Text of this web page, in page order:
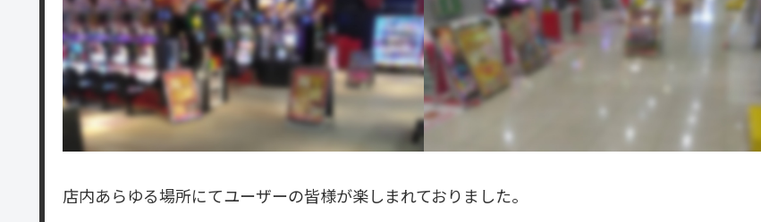
店内あらゆる場所にてユーザーの皆様が楽しまれておりました。